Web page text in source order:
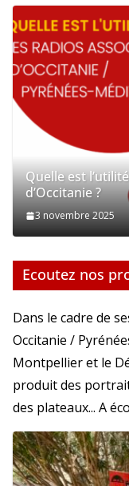
Quelle est
d’Occitanie ?
3 novembre 2025
Ecoutez nos
Dans le cadre de
Occitanie /
Montpellier et le
produit des
des plateaux... A